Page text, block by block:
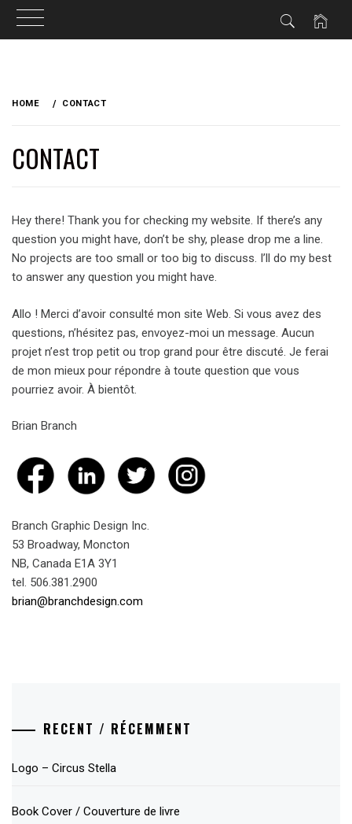
HOME CONTACT
CONTACT
Hey there! Thank you for checking my website. If there’s any
question you might have, don’t be shy, please drop me a line.
No projects are too small or too big to discuss. I’ll do my best
to answer any question you might have.
Allo ! Merci d’avoir consulté mon site Web. Si vous avez des
questions, n’hésitez pas, envoyez-moi un message. Aucun
projet n’est trop petit ou trop grand pour être discuté. Je ferai
de mon mieux pour répondre à toute question que vous
pourriez avoir. À bientôt.
Brian Branch
Branch Graphic Design Inc.
53 Broadway, Moncton
NB, Canada E1A 3Y1
tel. 506.381.2900
brian@branchdesign.com
RECENT / RÉCEMMENT
Logo – Circus Stella
Book Cover / Couverture de livre